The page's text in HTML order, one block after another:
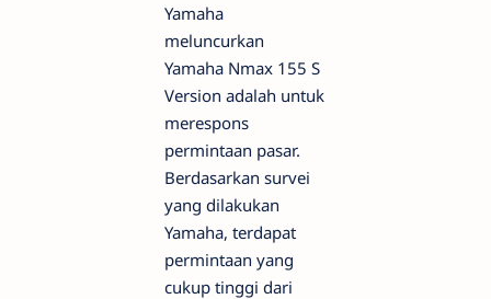
Yamaha
meluncurkan
Yamaha Nmax 155 S
Version adalah untuk
merespons
permintaan pasar.
Berdasarkan survei
yang dilakukan
Yamaha, terdapat
permintaan yang
cukup tinggi dari